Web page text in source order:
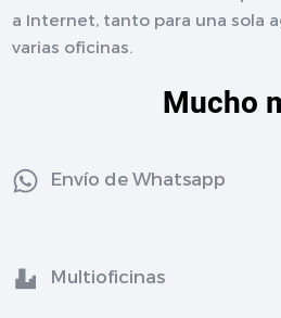
a Internet, tanto para una sola
varias oficinas.
Mucho
Envío de Whatsapp
Multioficinas